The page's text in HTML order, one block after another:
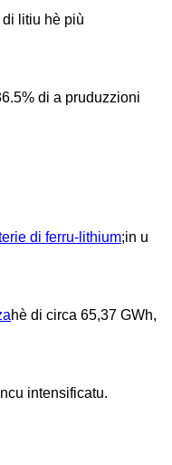
litiu hè più
di a pruduzzioni
di ferru-lithium;in u
hè di circa 65,37 GWh,
intensificatu.